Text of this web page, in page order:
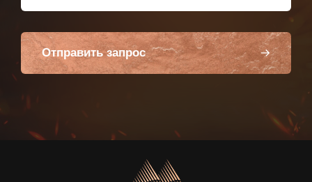
Отправить запрос
Пользуясь данной формой вы соглашаетесь с политикой компании